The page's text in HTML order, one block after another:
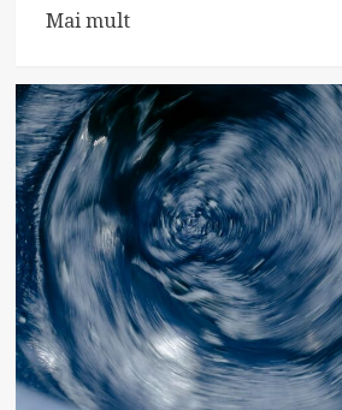
Mai multRead
about
Durerea
de
gingii:
cauze,
simptome
și
tratament.